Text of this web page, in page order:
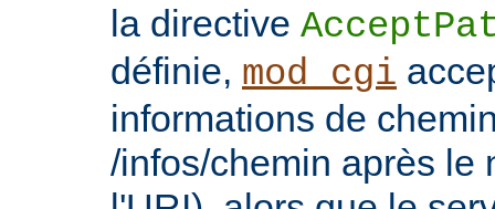
la directive
définie, mod_cgi
informations de
/infos/chemin après le